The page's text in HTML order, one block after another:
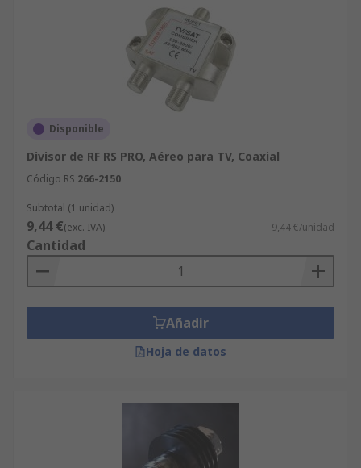
Disponible
Divisor de RF RS PRO, Aéreo para TV, Coaxial
Código RS 266-2150
Subtotal (1 unidad)
9,44 €(exc. IVA) 9,44 €/unidad
Cantidad
Añadir
Hoja de datos